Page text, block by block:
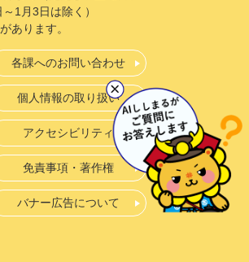
1月3日は除く）
あります。
各課へのお問い合わせ
個人情報の取り扱い
アクセシビリティ
免責事項・著作権
バナー広告について